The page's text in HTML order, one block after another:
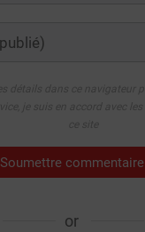
Soumettre commentaire
or